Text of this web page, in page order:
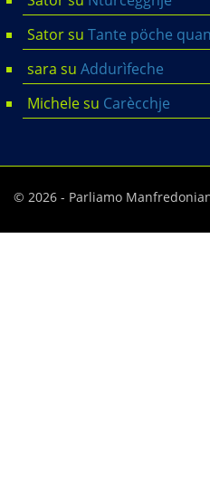
Satorsu Tante pöche
sara su Addurìfeche
Michelesu Carècchje
© 2026 - Parliamo